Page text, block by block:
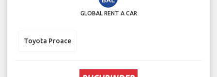
GLOBAL RENT A CAR
Toyota Proace